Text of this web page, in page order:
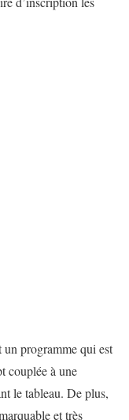
un programme qui est
couplée à une
le tableau. De plus,
et très